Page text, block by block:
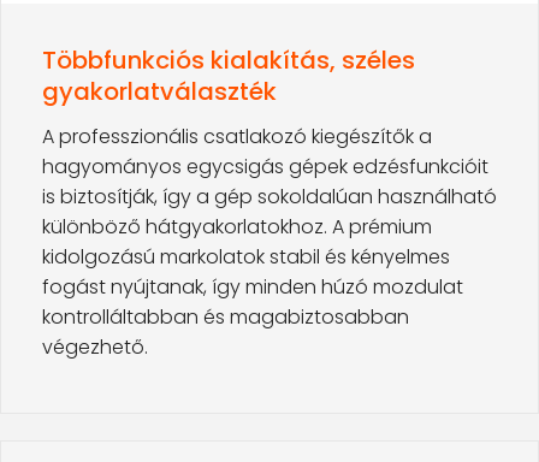
Többfunkciós kialakítás, széles
gyakorlatválaszték
A professzionális csatlakozó kiegészítők a
hagyományos egycsigás gépek edzésfunkcióit
is biztosítják, így a gép sokoldalúan használható
különböző hátgyakorlatokhoz. A prémium
kidolgozású markolatok stabil és kényelmes
fogást nyújtanak, így minden húzó mozdulat
kontrolláltabban és magabiztosabban
végezhető.